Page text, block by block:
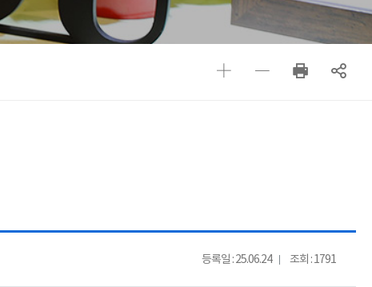
등록일 : 25.06.24 조회 : 1791